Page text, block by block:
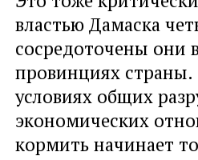
властью Дамаска
сосредоточены они
провинциях
условиях общих
экономических
кормить начинает